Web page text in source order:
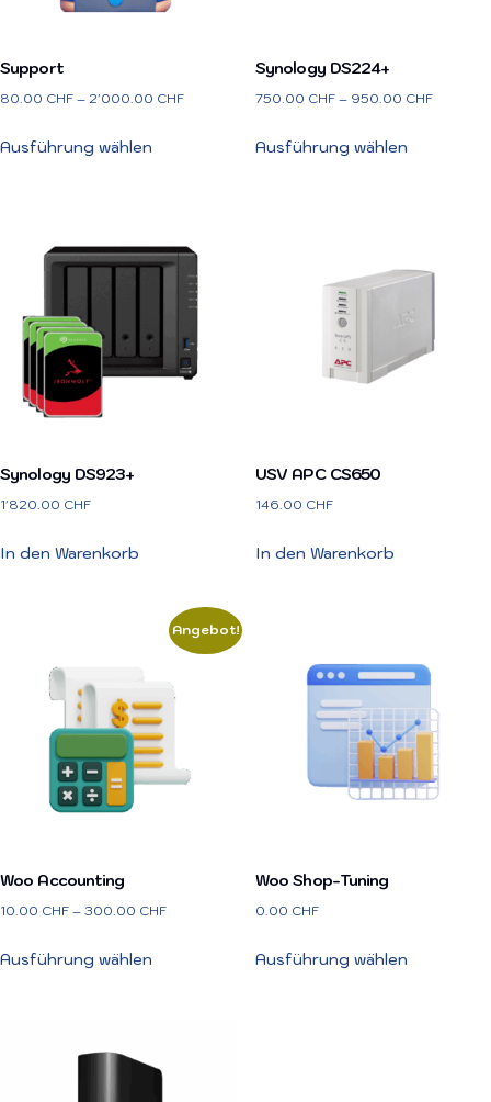
Support
80.00 CHF – 2'000.00 CHF
Ausführung wählen
Synology DS224+
750.00 CHF – 950.00 CHF
Ausführung wählen
Synology DS923+
1'820.00 CHF
In den Warenkorb
USV APC CS650
146.00 CHF
In den Warenkorb
Angebot!
Woo Accounting
10.00 CHF – 300.00 CHF
Ausführung wählen
Woo Shop-Tuning
0.00 CHF
Ausführung wählen